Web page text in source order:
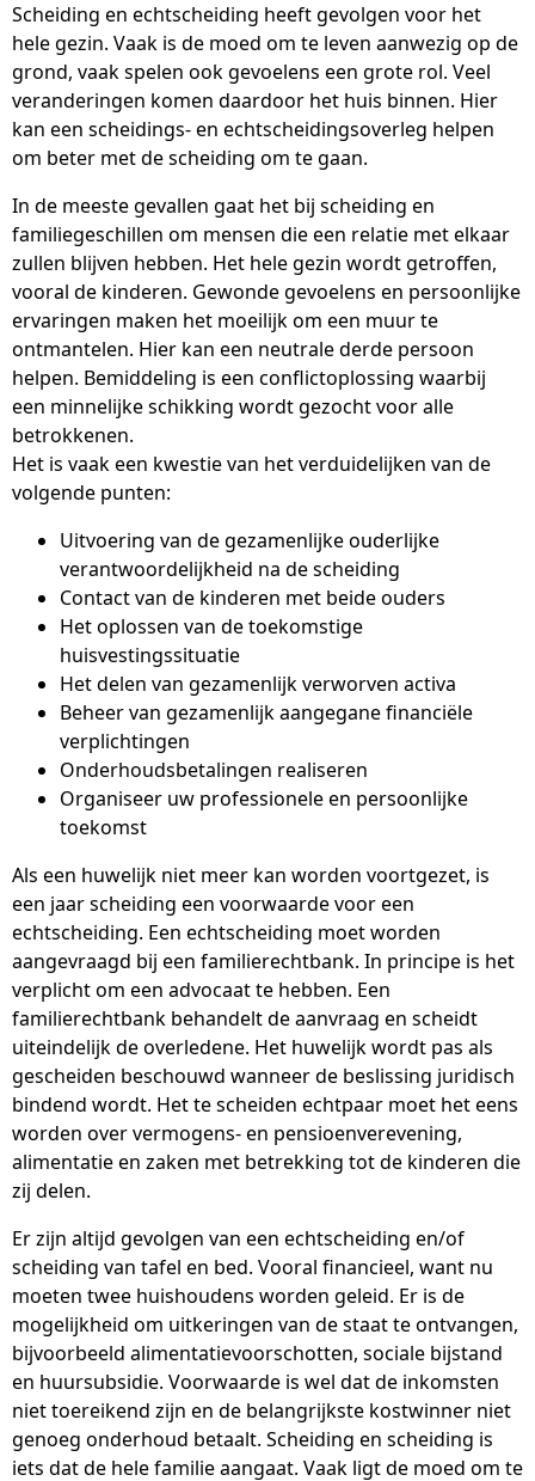
Scheiding en echtscheiding heeft gevolgen voor het
hele gezin. Vaak is de moed om te leven aanwezig op de
grond, vaak spelen ook gevoelens een grote rol. Veel
veranderingen komen daardoor het huis binnen. Hier
kan een scheidings- en echtscheidingsoverleg helpen
om beter met de scheiding om te gaan.
In de meeste gevallen gaat het bij scheiding en
familiegeschillen om mensen die een relatie met elkaar
zullen blijven hebben. Het hele gezin wordt getroffen,
vooral de kinderen. Gewonde gevoelens en persoonlijke
ervaringen maken het moeilijk om een muur te
ontmantelen. Hier kan een neutrale derde persoon
helpen. Bemiddeling is een conflictoplossing waarbij
een minnelijke schikking wordt gezocht voor alle
betrokkenen.
Het is vaak een kwestie van het verduidelijken van de
volgende punten:
Uitvoering van de gezamenlijke ouderlijke
verantwoordelijkheid na de scheiding
Contact van de kinderen met beide ouders
Het oplossen van de toekomstige
huisvestingssituatie
Het delen van gezamenlijk verworven activa
Beheer van gezamenlijk aangegane financiële
verplichtingen
Onderhoudsbetalingen realiseren
Organiseer uw professionele en persoonlijke
toekomst
Als een huwelijk niet meer kan worden voortgezet, is
een jaar scheiding een voorwaarde voor een
echtscheiding. Een echtscheiding moet worden
aangevraagd bij een familierechtbank. In principe is het
verplicht om een advocaat te hebben. Een
familierechtbank behandelt de aanvraag en scheidt
uiteindelijk de overledene. Het huwelijk wordt pas als
gescheiden beschouwd wanneer de beslissing juridisch
bindend wordt. Het te scheiden echtpaar moet het eens
worden over vermogens- en pensioenverevening,
alimentatie en zaken met betrekking tot de kinderen die
zij delen.
Er zijn altijd gevolgen van een echtscheiding en/of
scheiding van tafel en bed. Vooral financieel, want nu
moeten twee huishoudens worden geleid. Er is de
mogelijkheid om uitkeringen van de staat te ontvangen,
bijvoorbeeld alimentatievoorschotten, sociale bijstand
en huursubsidie. Voorwaarde is wel dat de inkomsten
niet toereikend zijn en de belangrijkste kostwinner niet
genoeg onderhoud betaalt. Scheiding en scheiding is
iets dat de hele familie aangaat. Vaak ligt de moed om te